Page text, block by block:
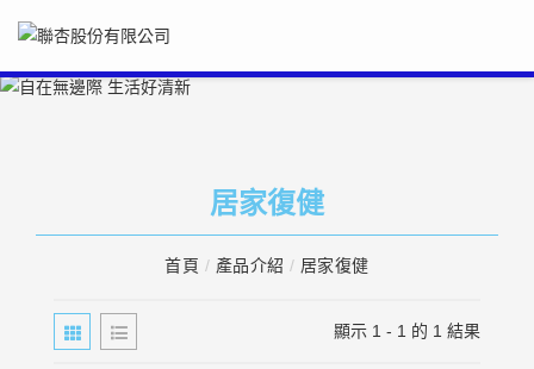
居家復健
首頁 / 產品介紹 / 居家復健
顯示 1 - 1 的 1 結果